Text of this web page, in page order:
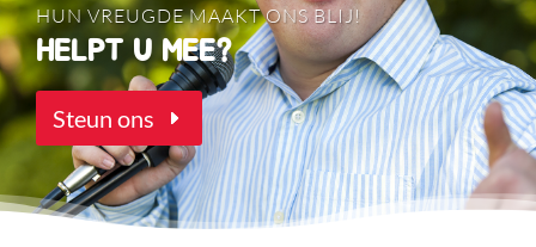
HUN VREUGDE MAAKT ONS BLIJ!
HELPT U MEE?
Steun ons